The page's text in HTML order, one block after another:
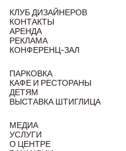
КЛУБ ДИЗАЙНЕРОВ
КОНТАКТЫ
АРЕНДА
РЕКЛАМА
КОНФЕРЕНЦ-ЗАЛ
ПАРКОВКА
КАФЕ И РЕСТОРАНЫ
ДЕТЯМ
ВЫСТАВКА ШТИГЛИЦА
МЕДИА
УСЛУГИ
О ЦЕНТРЕ